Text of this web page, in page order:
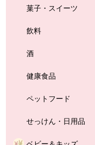
菓子・スイーツ
飲料
酒
健康食品
ペットフード
せっけん・日用品